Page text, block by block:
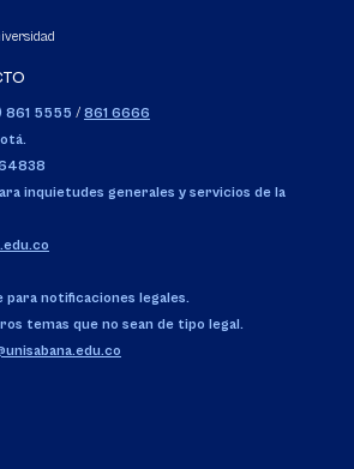
861 5555 / 861 6666
inquietudes generales y servicios de la
notificaciones legales.
temas que no sean de tipo legal.